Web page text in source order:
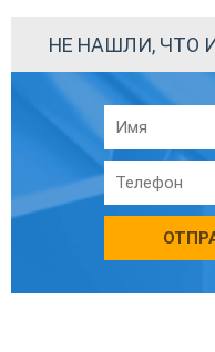
НЕ НАШЛИ, ЧТО